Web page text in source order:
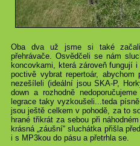
Oba dva už jsme si také
přehrávače. Osvědčeli se nám
koncovkami, která zároveň fungují
poctivě vybrat repertoár, abychom
nezešíleli (ideální jsou SKA-P,
down a rozhodně
legrace taky vyzkoušeli...teda
jsou ještě celkem v pohodě, za to
hrané třikrát za sebou při
krásná „záušní“ sluchátka přišla
i s MP3kou do pásu a přetrhla se.